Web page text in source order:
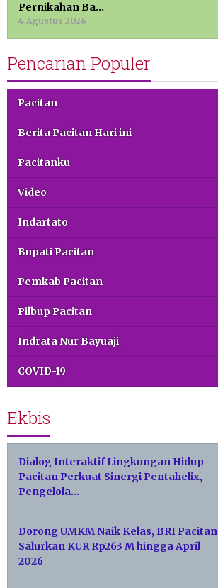
Pernikahan Ba…
4 Agustus 2026
Pencarian Populer
Pacitan
Berita Pacitan Hari ini
Pacitanku
Video
Indartato
Bupati Pacitan
Pemkab Pacitan
Pilbup Pacitan
Indrata Nur Bayuaji
COVID-19
Ekbis
Dialog Interaktif Lingkungan Hidup
Pacitan Perkuat Sinergi Pentahelix,
Pengelola…
Dorong UMKM Naik Kelas, BRI Pacitan
Salurkan KUR Rp263 M hingga April
2026